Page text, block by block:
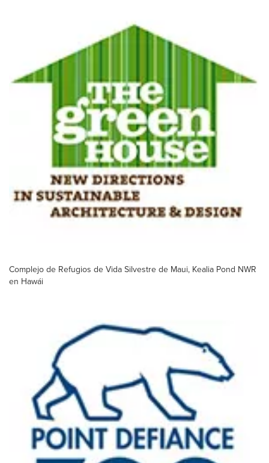
Complejo de Refugios de Vida Silvestre de Maui, Kealia Pond NWR
en Hawái